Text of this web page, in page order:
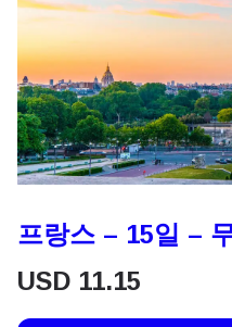
프랑스 – 15일 –
USD 11.15